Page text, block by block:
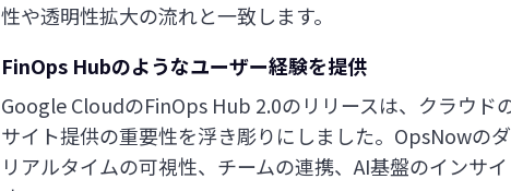
性や透明性拡大の流れと一致します。
FinOps Hubのようなユーザー経験を提供
Google CloudのFinOps Hub 2.0のリリースは、クラウド
サイト提供の重要性を浮き彫りにしました。OpsNowの
リアルタイムの可視性、チームの連携、AI基盤のインサ